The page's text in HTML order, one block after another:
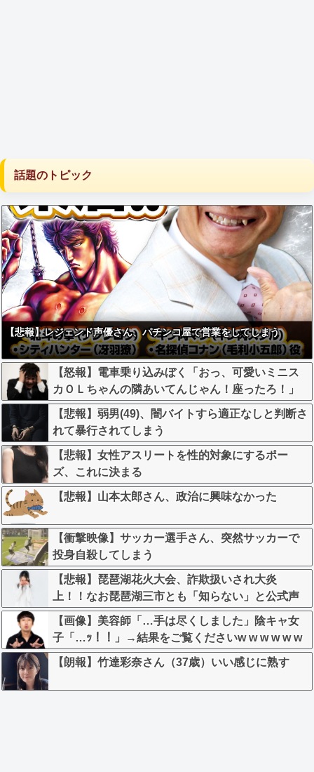
話題のトピック
【悲報】レジェンド声優さん、パチンコ屋で営業をしてしまう
【怒報】電車乗り込みぼく「おっ、可愛いミニス
カＯＬちゃんの隣あいてんじゃん！座ったろ！」
→結果w w w w w w w w
【悲報】弱男(49)、闇バイトすら適正なしと判断さ
れて暴行されてしまう
【悲報】女性アスリートを性的対象にするポー
ズ、これに決まる
【悲報】山本太郎さん、政治に興味なかった
【衝撃映像】サッカー選手さん、突然サッカーで
投身自殺してしまう
【悲報】琵琶湖花火大会、詐欺扱いされ大炎
上！！なお琵琶湖三市とも「知らない」と公式声
明←これどう言うことなんや！？？？？？？？？
【画像】美容師「…手は尽くしました」陰キャ女
子「…ｯ！！」→結果をご覧くださいw w w w w w
w w
【朗報】竹達彩奈さん（37歳）いい感じに熟す